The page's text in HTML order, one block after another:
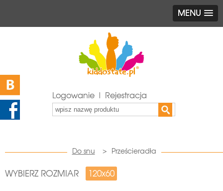
MENU
Logowanie | Rejestracja
Do snu > Prześcieradła
WYBIERZ ROZMIAR 120x60